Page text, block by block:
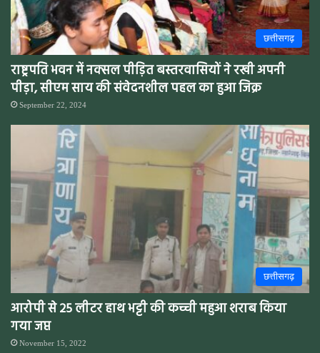
छत्तीसगढ़
राष्ट्रपति भवन में नक्सल पीड़ित बस्तरवासियों ने रखी अपनी
पीड़ा, सीएम साय की संवेदनशील पहल का हुआ जिक्र
September 22, 2024
छत्तीसगढ़
आरोपी से 25 लीटर हाथ भट्टी की कच्ची महुआ शराब किया
गया जप्त
November 15, 2022